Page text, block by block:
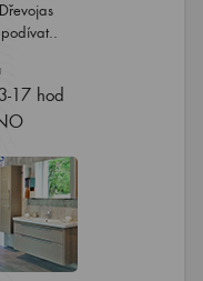
17 hod